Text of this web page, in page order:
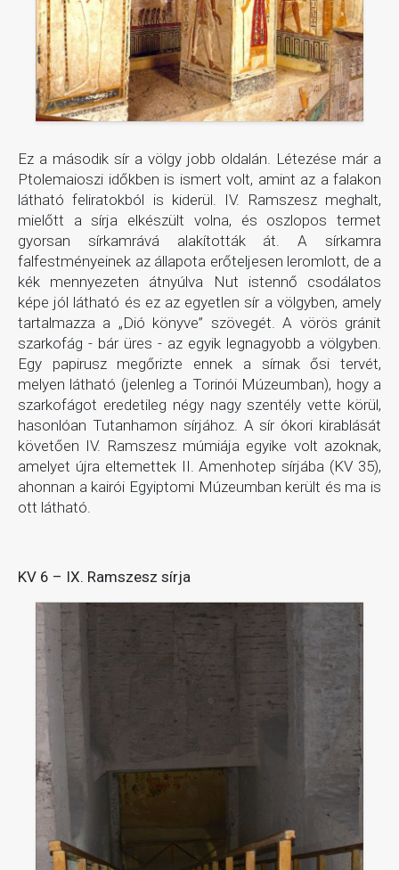
Ez a második sír a völgy jobb oldalán. Létezése már a
Ptolemaioszi időkben is ismert volt, amint az a falakon
látható feliratokból is kiderül. IV. Ramszesz meghalt,
mielőtt a sírja elkészült volna, és oszlopos termet
gyorsan sírkamrává alakították át. A sírkamra
falfestményeinek az állapota erőteljesen leromlott, de a
kék mennyezeten átnyúlva Nut istennő csodálatos
képe jól látható és ez az egyetlen sír a völgyben, amely
tartalmazza a „Dió könyve” szövegét. A vörös gránit
szarkofág - bár üres - az egyik legnagyobb a völgyben.
Egy papirusz megőrizte ennek a sírnak ősi tervét,
melyen látható (jelenleg a Torinói Múzeumban), hogy a
szarkofágot eredetileg négy nagy szentély vette körül,
hasonlóan Tutanhamon sírjához. A sír ókori kirablását
követően IV. Ramszesz múmiája egyike volt azoknak,
amelyet újra eltemettek II. Amenhotep sírjába (KV 35),
ahonnan a kairói Egyiptomi Múzeumban került és ma is
ott látható.
KV 6 – IX. Ramszesz sírja